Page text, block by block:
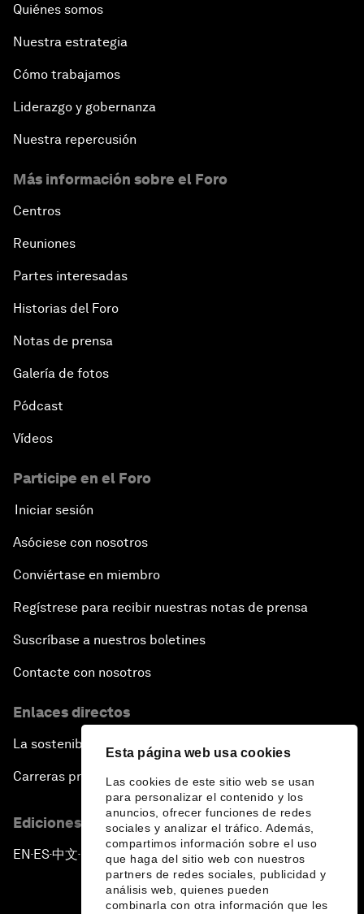
Esta página web usa cookies
Las cookies de este sitio web se usan
para personalizar el contenido y los
anuncios, ofrecer funciones de redes
sociales y analizar el tráfico. Además,
compartimos información sobre el uso
que haga del sitio web con nuestros
partners de redes sociales, publicidad y
análisis web, quienes pueden
combinarla con otra información que les
Quiénes somos
Nuestra estrategia
Cómo trabajamos
Liderazgo y gobernanza
Nuestra repercusión
Más información sobre el Foro
Centros
Reuniones
Partes interesadas
Historias del Foro
Notas de prensa
Galería de fotos
Pódcast
Vídeos
Participe en el Foro
Iniciar sesión
Asóciese con nosotros
Conviértase en miembro
Regístrese para recibir nuestras notas de prensa
Suscríbase a nuestros boletines
Contacte con nosotros
Enlaces directos
La sostenibilidad en el Foro
Carreras profesionales
Ediciones en otros idiomas
EN ▪ES▪中文▪ 日本語